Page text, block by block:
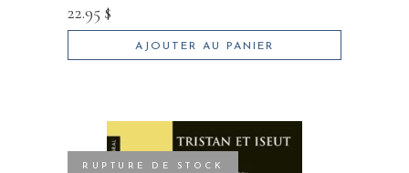
22.95 $
AJOUTER AU PANIER
RUPTURE DE STOCK